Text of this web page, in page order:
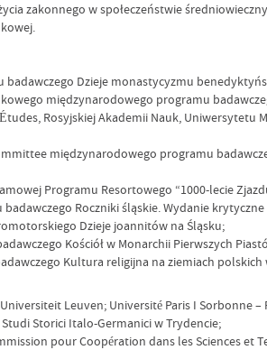
zakonnego w społeczeństwie
Dzieje monastycyzmu
międzynarodowego programu
Rosyjskiej Akademii Nauk,
międzynarodowego programu
Programu Resortowego “1000-lecie
Roczniki śląskie. Wydanie
Dzieje joannitów na Śląsku;
Kościół w Monarchii Pierwszych
Kultura religijna na ziemiach
Leuven; Université Paris I Sorbonne
Storici Italo-Germanici w Trydencie;
pour Coopération dans les Sciences